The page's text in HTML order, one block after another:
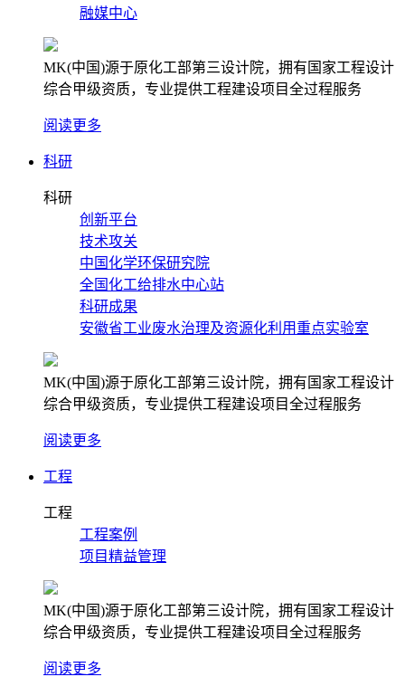
融媒中心
MK(中国)源于原化工部第三设计院，拥有国家工程设计
综合甲级资质，专业提供工程建设项目全过程服务
阅读更多
科研
科研
创新平台
技术攻关
中国化学环保研究院
全国化工给排水中心站
科研成果
安徽省工业废水治理及资源化利用重点实验室
MK(中国)源于原化工部第三设计院，拥有国家工程设计
综合甲级资质，专业提供工程建设项目全过程服务
阅读更多
工程
工程
工程案例
项目精益管理
MK(中国)源于原化工部第三设计院，拥有国家工程设计
综合甲级资质，专业提供工程建设项目全过程服务
阅读更多